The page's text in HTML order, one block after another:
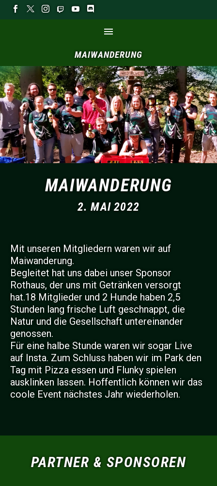
MAIWANDERUNG
MAIWANDERUNG
2. MAI 2022
Mit unseren Mitgliedern waren wir auf
Maiwanderung.
Begleitet hat uns dabei unser Sponsor
Rothaus, der uns mit Getränken versorgt
hat.18 Mitglieder und 2 Hunde haben 2,5
Stunden lang frische Luft geschnappt, die
Natur und die Gesellschaft untereinander
genossen.
Für eine halbe Stunde waren wir sogar Live
auf Insta. Zum Schluss haben wir im Park den
Tag mit Pizza essen und Flunky spielen
ausklinken lassen. Hoffentlich können wir das
coole Event nächstes Jahr wiederholen.
PARTNER & SPONSOREN